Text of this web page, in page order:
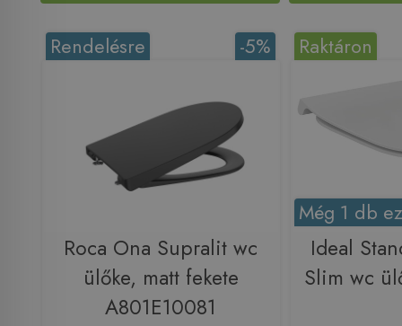
-5%
Rendelésre
Roca Ona Supralit wc
ülőke, matt fekete
A801E10081
Raktáron
Még 1 db
Ideal
Slim wc